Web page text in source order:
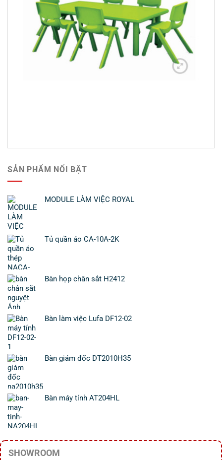
SẢN PHẨM NỔI BẬT
MODULE LÀM VIỆC ROYAL
Tủ quần áo CA-10A-2K
Bàn họp chân sắt H2412
Bàn làm việc Lufa DF12-02
Bàn giám đốc DT2010H35
Bàn máy tính AT204HL
SHOWROOM